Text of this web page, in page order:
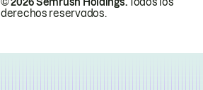
derechos reservados.